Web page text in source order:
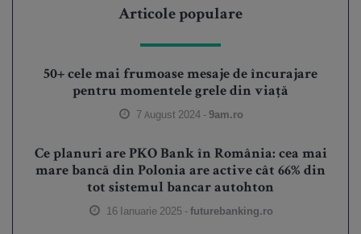
Articole populare
50+ cele mai frumoase mesaje de încurajare
pentru momentele grele din viață
7 August 2024 -9am.ro
Ce planuri are PKO Bank în România: cea mai
mare bancă din Polonia are active cât 66% din
tot sistemul bancar autohton
16 Ianuarie 2025 -futurebanking.ro